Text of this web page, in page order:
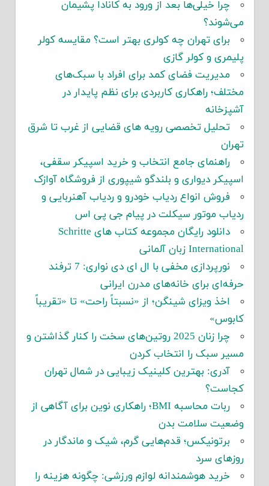
چرا خیلی‌ها بعد از ورود به کانادا پشیمان
می‌شوند؟
برای تهران چه کولری بهتر است؟ مقایسه کولر
پلیمری و کولر گازی
مدیریت فضای کمد برای افراد با سبک‌های
مختلف؛ راهکاری کاربردی برای نظم پایدار در
آشپزخانه
تحلیل تخصصی رویه های قضایی از غرب تا شرق
تهران
راهنمای جامع انتخاب و خرید اسپیکر سقفی،
اسپیکر دیواری و بلندگو شیپوری از فروشگاه آوازک
فروش انواع ردیاب خودرو و ردیاب آهنربایی و
ردیاب موتور سیکلت در پیام جی پی اس
دانلود رایگان مجموعه کتاب های Schritte
International زبان آلمانی
نورپردازی مخفی با ال ای دی نواری: 7 ترفند
حرفه‌ای برای خانه‌های مدرن ایرانی
اخذ ویزای شینگن؛ از «نسبتاً راحت» تا «تقریباً
کابوس»
چرا زنان 2025 روتین‌های سخت را کنار گذاشتن و
مسیر سبک را انتخاب کردن
آدری: بهترین کلینیک زیبایی در شمال تهران
کجاست؟
ربات محاسبه BMI؛ راهکاری نوین برای آگاهی از
وضعیت سلامت بدن
برتونیکس؛ قدم‌هایی گرم، شیک و ماندگار در
روزهای سرد
خرید هوشمندانه لوازم ورزشی: چگونه هزینه را